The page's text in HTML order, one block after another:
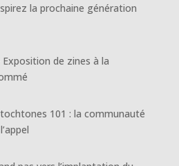
la prochaine génération
de zines à la
101 : la communauté